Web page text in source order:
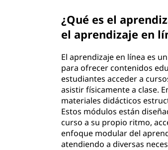
¿Qué es el
el aprendizaje en
El aprendizaje en línea es
para ofrecer contenidos
estudiantes acceder a
asistir físicamente a clase.
materiales didácticos
Estos módulos están
curso a su propio ritmo,
enfoque modular del
atendiendo a diversas